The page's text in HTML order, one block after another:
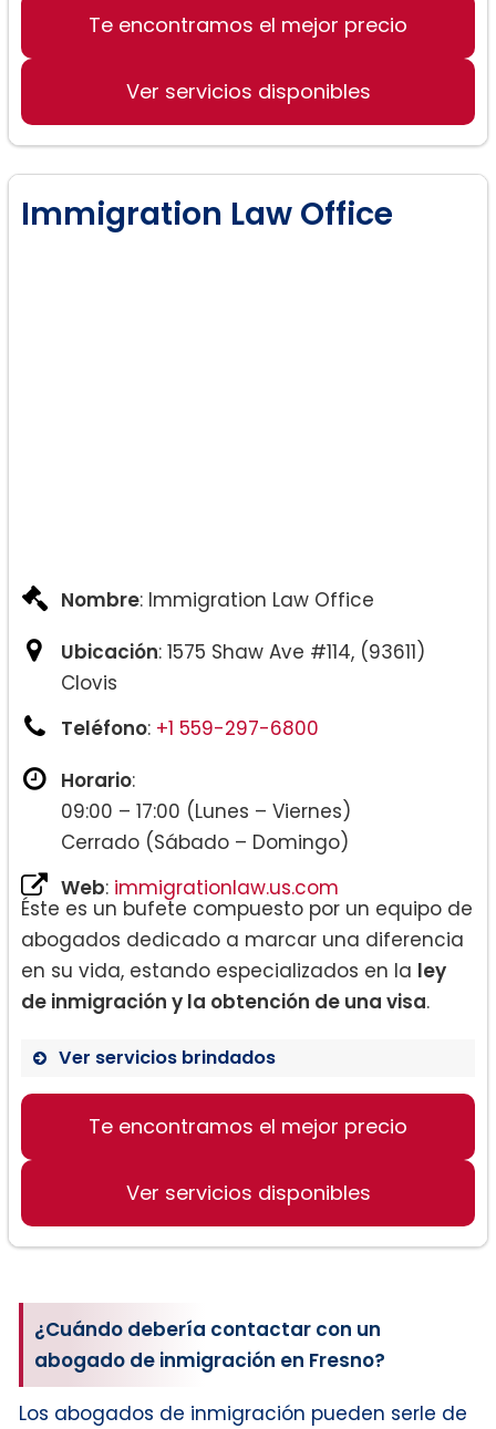
Leyes de inmigración
Te encontramos el mejor precio
Ver servicios disponibles
Immigration Law Office
Nombre: Immigration Law Office
Ubicación: 1575 Shaw Ave #114, (93611)
Clovis
Teléfono: +1 559-297-6800
Horario:
09:00 – 17:00 (Lunes – Viernes)
Cerrado (Sábado – Domingo)
Web: immigrationlaw.us.com
Éste es un bufete compuesto por un equipo de
abogados dedicado a marcar una diferencia
en su vida, estando especializados en la ley
de inmigración y la obtención de una visa.
Ver servicios brindados
Programa H-1B para trabajadores
especializadas
Programa H1B1 para trabajadores
Te encontramos el mejor precio
Ver servicios disponibles
¿Cuándo debería contactar con un
abogado de inmigración en Fresno?
Los abogados de inmigración pueden serle de